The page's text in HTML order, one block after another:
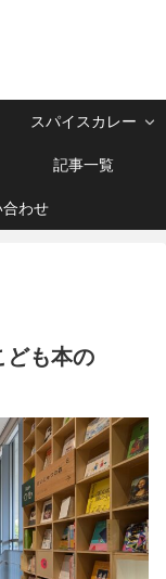
スパイスカレー
記事一覧
合わせ
ども本の